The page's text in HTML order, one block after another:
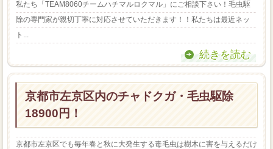
私たち「TEAM8060チームハチマルロクマル」にご相談下さい！毛虫駆
除の専門家が親切丁寧に対応させていただきます！！私たちは最近ネッ
ト...
続きを読む
京都市左京区内のチャドクガ・毛虫駆除
18900円！
京都市左京区でも毎年春と秋に大発生する毒毛虫は樹木に害を与えるだけ